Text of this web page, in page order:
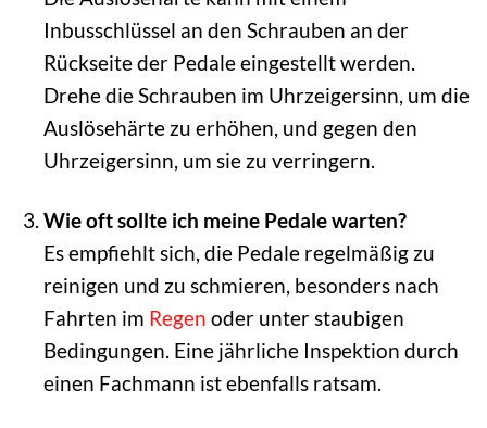
Inbusschlüssel an den Schrauben an der
Rückseite der Pedale eingestellt werden.
Drehe die Schrauben im Uhrzeigersinn, um die
Auslösehärte zu erhöhen, und gegen den
Uhrzeigersinn, um sie zu verringern.
Wie oft sollte ich meine Pedale warten?
Es empfiehlt sich, die Pedale regelmäßig zu
reinigen und zu schmieren, besonders nach
Fahrten im Regen oder unter staubigen
Bedingungen. Eine jährliche Inspektion durch
einen Fachmann ist ebenfalls ratsam.